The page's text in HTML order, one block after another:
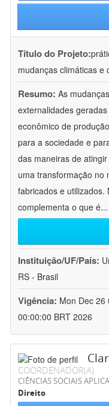
Título do Projeto:
mudanças climáticas e
Resumo: As
externalidades
econômico de
para a sociedade e
das maneiras de
uma transformação no
fabricados e utilizados.
complementa o que é...
Instituição/UF/País:
RS - Brasil
Vigência: Mon Dec 26
00:00:00 BRT 2026
COORDENADOR(A)
CIÊNCIAS SOCIAIS
Direito